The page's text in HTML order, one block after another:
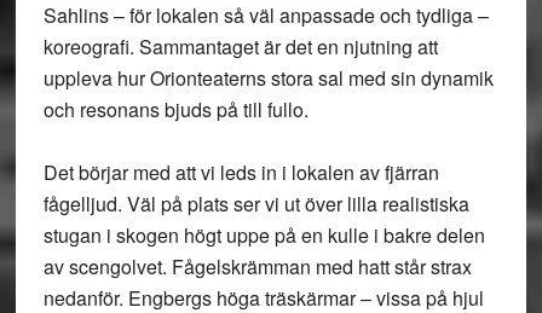
Sahlins – för lokalen så väl anpassade och tydliga –
koreografi. Sammantaget är det en njutning att
uppleva hur Orionteaterns stora sal med sin dynamik
och resonans bjuds på till fullo.
Det börjar med att vi leds in i lokalen av fjärran
fågelljud. Väl på plats ser vi ut över lilla realistiska
stugan i skogen högt uppe på en kulle i bakre delen
av scengolvet. Fågelskrämman med hatt står strax
nedanför. Engbergs höga träskärmar – vissa på hjul